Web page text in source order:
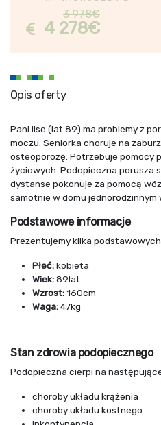
3 978€
4 278€
Opis oferty
Pani Ilse (lat 89) ma problemy z
moczu. Seniorka choruje na
osteoporozę. Potrzebuje pomocy
życiowych. Podopieczna porusza
dystanse pokonuje za pomocą
samotnie w domu jednorodzinnym
Podstawowe informacje
Prezentujemy kilka
Płeć:kobieta
Wiek:89lat
Wzrost:160cm
Waga:47kg
Stan zdrowia podopiecznego
Podopieczna cierpi na
choroby układu krążenia
choroby układu kostnego